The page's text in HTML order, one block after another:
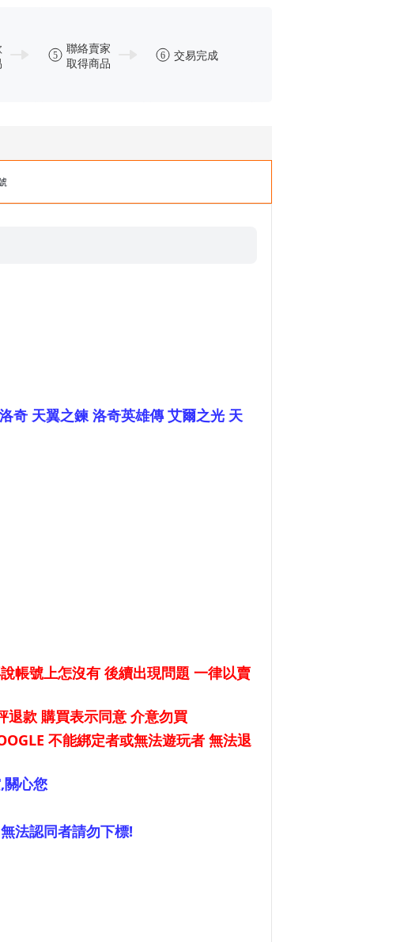
奇 天翼之鍊 洛奇英雄傳 艾爾之光 天
帳號上怎沒有 後續出現問題 一律以賣
退款 購買表示同意 介意勿買
不能綁定者或無法遊玩者 無法退
關心您
法認同者請勿下標!